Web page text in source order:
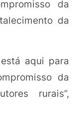
da
da
aqui para
da
rurais”,